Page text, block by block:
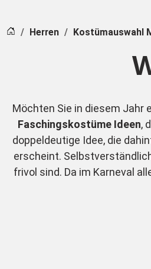
Startseite
Herren Kostümauswahl
Möchten Sie in diesem Jahr
Faschingskostüme Ideen,
doppeldeutige Idee, die
erscheint.
frivol sind. Da im Karneval